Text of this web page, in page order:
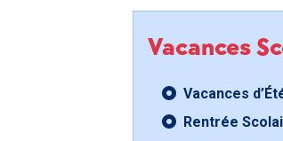
Vacances
Vacances
Rentrée